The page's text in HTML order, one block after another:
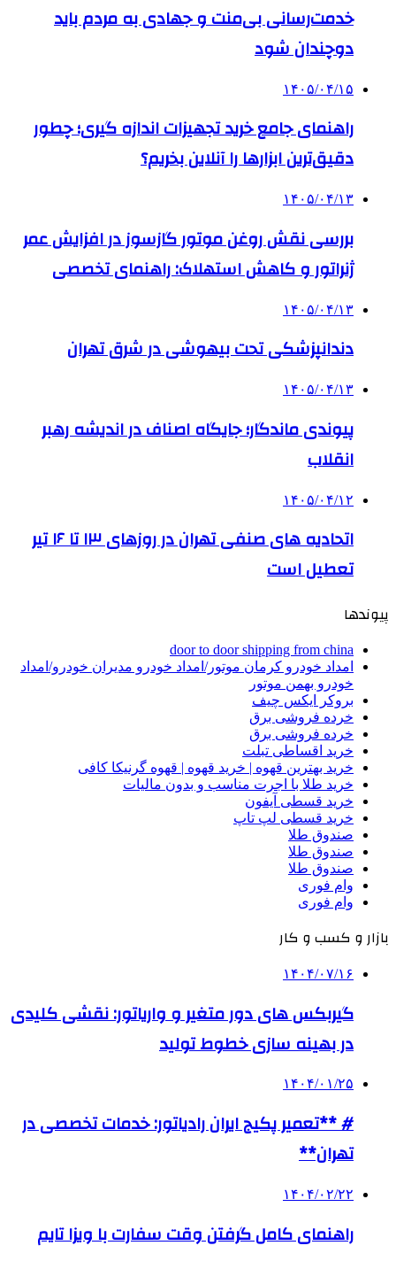
خدمت‌رسانی بی‌منت و جهادی به مردم باید
دوچندان شود
۱۴۰۵/۰۴/۱۵
راهنمای جامع خرید تجهیزات اندازه گیری؛ چطور
دقیق‌ترین ابزارها را آنلاین بخریم؟
۱۴۰۵/۰۴/۱۳
بررسی نقش روغن موتور گازسوز در افزایش عمر
ژنراتور و کاهش استهلاک: راهنمای تخصصی
۱۴۰۵/۰۴/۱۳
دندانپزشکی تحت بیهوشی در شرق تهران
۱۴۰۵/۰۴/۱۳
پیوندی ماندگار؛ جایگاه اصناف در اندیشه رهبر
انقلاب
۱۴۰۵/۰۴/۱۲
اتحادیه های صنفی تهران در روزهای ۱۳ تا ۱۶ تیر
تعطیل است
پیوندها
door to door shipping from china
امداد خودرو کرمان موتور/امداد خودرو مدیران خودرو/امداد
خودرو بهمن موتور
بروکر ایکس چیف
خرده فروشی برق
خرده فروشی برق
خرید اقساطی تبلت
خرید بهترین قهوه | خرید قهوه | قهوه گرنیکا کافی
خرید طلا با اجرت مناسب و بدون مالیات
خرید قسطی آیفون
خرید قسطی لپ تاپ
صندوق طلا
صندوق طلا
صندوق طلا
وام فوری
وام فوری
بازار و کسب و کار
۱۴۰۴/۰۷/۱۶
گیربکس های دور متغیر و واریاتور: نقشی کلیدی
در بهینه سازی خطوط تولید
۱۴۰۴/۰۱/۲۵
# **تعمیر پکیج ایران رادیاتور: خدمات تخصصی در
تهران**
۱۴۰۴/۰۲/۲۲
راهنمای کامل گرفتن وقت سفارت با ویزا تایم